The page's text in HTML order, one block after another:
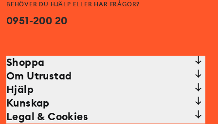
BEHÖVER DU HJÄLP ELLER HAR FRÅGOR?
0951-200 20
Shoppa
Om Utrustad
Hjälp
Kunskap
Legal & Cookies